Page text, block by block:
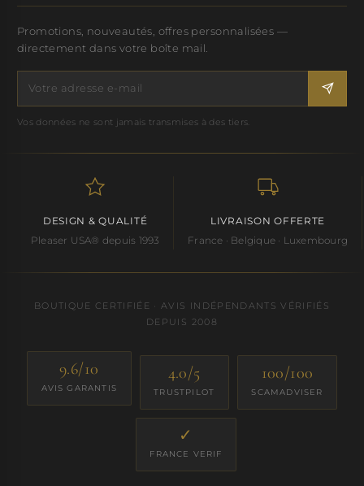
Promotions, nouveautés, offres personnalisées —
directement dans votre boîte mail.
Vos données ne sont jamais transmises à des tiers.
DESIGN & QUALITÉ
Pleaser USA® depuis 1993
LIVRAISON OFFERTE
France · Belgique · Luxembourg
BOUTIQUE CERTIFIÉE · AVIS INDÉPENDANTS VÉRIFIÉS
DEPUIS 2008
9.6/10
AVIS GARANTIS
4.0/5
TRUSTPILOT
100/100
SCAMADVISER
✓
FRANCE VERIF